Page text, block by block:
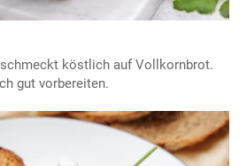
köstlich auf Vollkornbrot.
gut vorbereiten.